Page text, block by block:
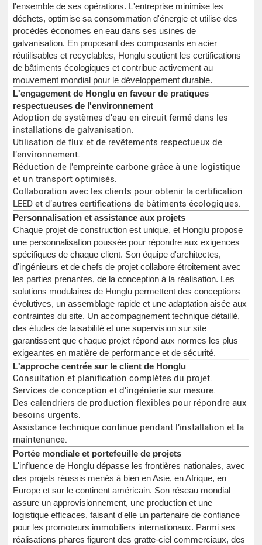
l'ensemble de ses opérations. L'entreprise minimise les
déchets, optimise sa consommation d'énergie et utilise des
procédés économes en eau dans ses usines de
galvanisation. En proposant des composants en acier
réutilisables et recyclables, Honglu soutient les certifications
de bâtiments écologiques et contribue activement au
mouvement mondial pour le développement durable.
L'engagement de Honglu en faveur de pratiques
respectueuses de l'environnement
Adoption de systèmes d'eau en circuit fermé dans les
installations de galvanisation.
Utilisation de flux et de revêtements respectueux de
l'environnement.
Réduction de l'empreinte carbone grâce à une logistique
et un transport optimisés.
Collaboration avec les clients pour obtenir la certification
LEED et d'autres certifications de bâtiments écologiques.
Personnalisation et assistance aux projets
Chaque projet de construction est unique, et Honglu propose
une personnalisation poussée pour répondre aux exigences
spécifiques de chaque client. Son équipe d'architectes,
d'ingénieurs et de chefs de projet collabore étroitement avec
les parties prenantes, de la conception à la réalisation. Les
solutions modulaires de Honglu permettent des conceptions
évolutives, un assemblage rapide et une adaptation aisée aux
contraintes du site. Un accompagnement technique détaillé,
des études de faisabilité et une supervision sur site
garantissent que chaque projet répond aux normes les plus
exigeantes en matière de performance et de sécurité.
L'approche centrée sur le client de Honglu
Consultation et planification complètes du projet.
Services de conception et d'ingénierie sur mesure.
Des calendriers de production flexibles pour répondre aux
besoins urgents.
Assistance technique continue pendant l'installation et la
maintenance.
Portée mondiale et portefeuille de projets
L'influence de Honglu dépasse les frontières nationales, avec
des projets réussis menés à bien en Asie, en Afrique, en
Europe et sur le continent américain. Son réseau mondial
assure un approvisionnement, une production et une
logistique efficaces, faisant d'elle un partenaire de confiance
pour les promoteurs immobiliers internationaux. Parmi ses
réalisations phares figurent des gratte-ciel commerciaux, des